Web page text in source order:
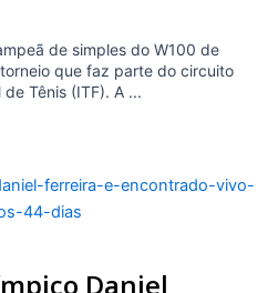
de simples do W100 de
que faz parte do circuito
Tênis (ITF). A ...
Daniel